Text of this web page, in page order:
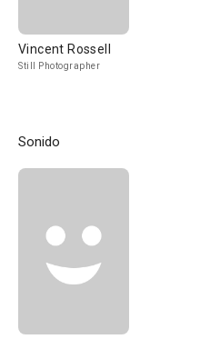
Vincent Rossell
Still Photographer
Sonido